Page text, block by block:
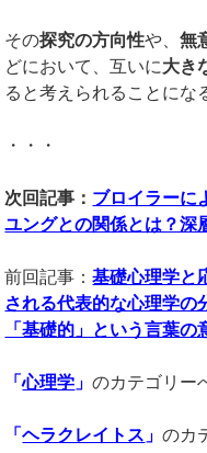
その探究の方向性や、無
どにおいて、互いに大き
ると考えられることにな
・・・
次回記事： ブロイラーに
ユングとの関係とは？
前回記事：基礎心理学と
される代表的な心理学の
「基礎的」という言葉の
「心理学 」のカテゴリー
「ヘラクレイトス 」のカ